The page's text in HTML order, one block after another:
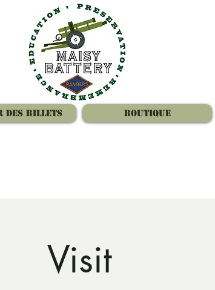
des billets Boutique
Visit